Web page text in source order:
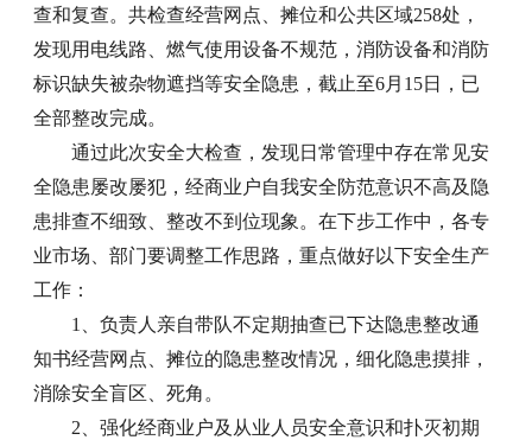
查和复查。共检查经营网点、摊位和公共区域258处，
发现用电线路、燃气使用设备不规范，消防设备和消防
标识缺失被杂物遮挡等安全隐患，截止至6月15日，已
全部整改完成。
通过此次安全大检查，发现日常管理中存在常见安
全隐患屡改屡犯，经商业户自我安全防范意识不高及隐
患排查不细致、整改不到位现象。在下步工作中，各专
业市场、部门要调整工作思路，重点做好以下安全生产
工作：
1、负责人亲自带队不定期抽查已下达隐患整改通
知书经营网点、摊位的隐患整改情况，细化隐患摸排，
消除安全盲区、死角。
2、强化经商业户及从业人员安全意识和扑灭初期